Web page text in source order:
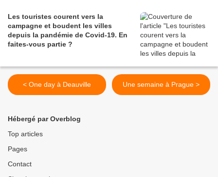
Les touristes courent vers la
campagne et boudent les villes
depuis la pandémie de Covid‑19. En
faites‑vous partie ?
< One day à Deauville Une semaine à Prague >
Hébergé par Overblog
Top articles
Pages
Contact